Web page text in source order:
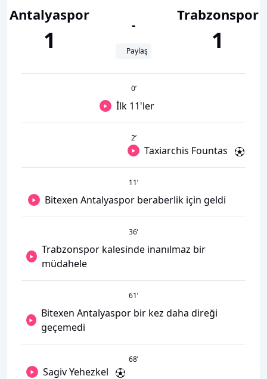
Antalyaspor
1
-
Paylaş
Trabzonspor
1
0’
İlk 11'ler
2’
Taxiarchis Fountas
11’
Bitexen Antalyaspor beraberlik için geldi
36’
Trabzonspor kalesinde inanılmaz bir
müdahele
61’
Bitexen Antalyaspor bir kez daha direği
geçemedi
68’
Sagiv Yehezkel